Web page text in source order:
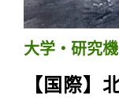
大学・研究
【国際】